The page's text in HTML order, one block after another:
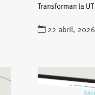
Transforman la UT
22 abril, 2026